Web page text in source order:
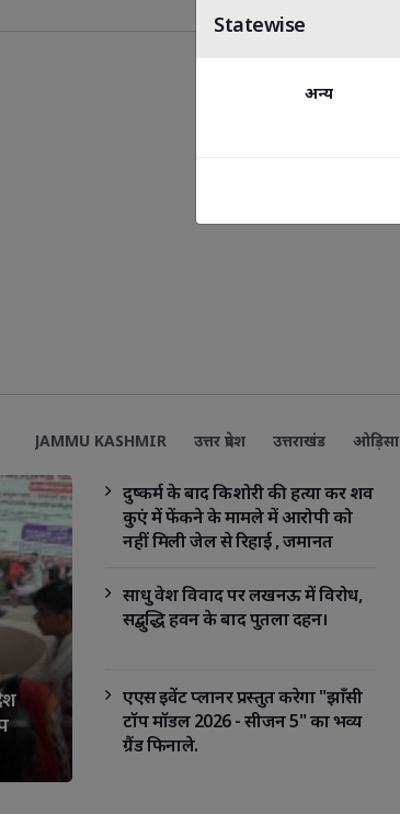
JAMMU KASHMIR उत्तर प्रदेश उत्तराखंड ओड़िसा
दुष्कर्म के बाद किशोरी की हत्या कर शव
कुएं में फेंकने के मामले में आरोपी को
नहीं मिली जेल से रिहाई , जमानत
साधु वेश विवाद पर लखनऊ में विरोध,
सद्बुद्धि हवन के बाद पुतला दहन।
एएस इवेंट प्लानर प्रस्तुत करेगा "झाँसी
टॉप मॉडल 2026 - सीजन 5" का भव्य
ग्रैंड फिनाले.
Statewise
अन्य